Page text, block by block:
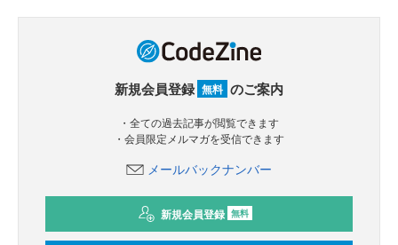
新規会員登録 無料 のご案内
・全ての過去記事が閲覧できます
・会員限定メルマガを受信できます
メールバックナンバー
新規会員登録 無料